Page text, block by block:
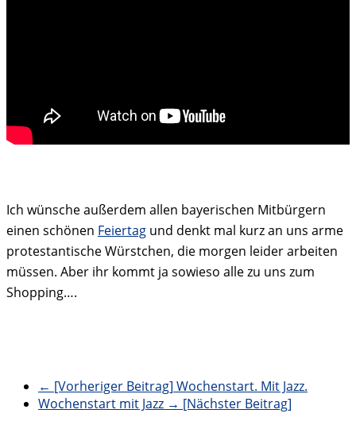
Ich wünsche außerdem allen bayerischen Mitbürgern
einen schönen Feiertag und denkt mal kurz an uns arme
protestantische Würstchen, die morgen leider arbeiten
müssen. Aber ihr kommt ja sowieso alle zu uns zum
Shopping….
← [Vorheriger Beitrag] Wochenstart. Mit Jazz.
Wochenstart mit Jazz → [Nächster Beitrag]